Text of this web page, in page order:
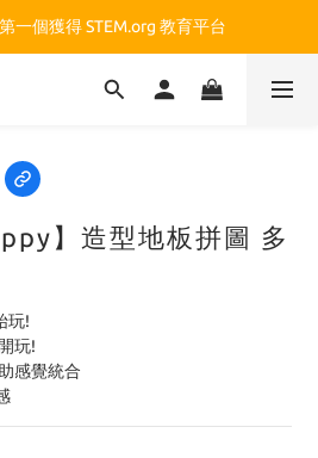
一個獲得 STEM.org 教育平台
一個獲得 STEM.org 教育平台
最特別的 VIP 制度 👉
】造型地板拼圖 多
玩!
玩!
感覺統合